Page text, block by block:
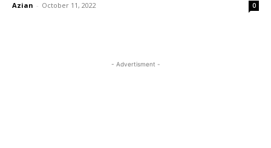
Azian - October 11, 2022 0
- Advertisment -